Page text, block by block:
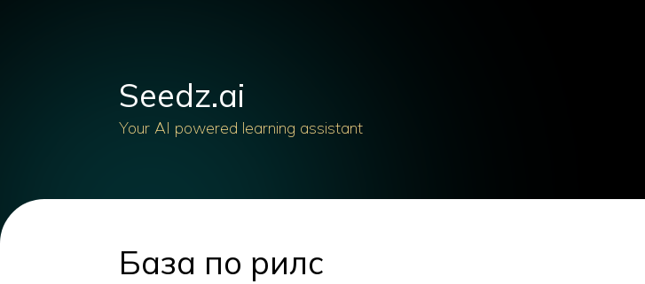
Seedz.ai
Your AI powered learning assistant
База по рилс